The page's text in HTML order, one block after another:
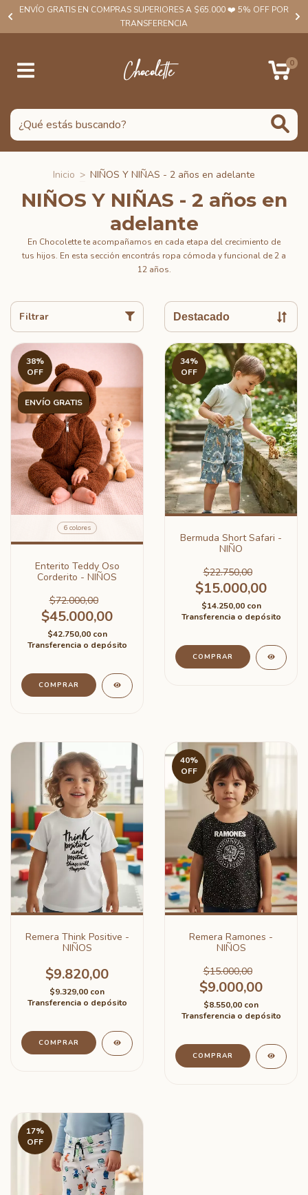
ENVÍO GRATIS EN COMPRAS SUPERIORES A $65.000 ❤️ 5% OFF POR
TRANSFERENCIA
0
Inicio > NIÑOS Y NIÑAS - 2 años en adelante
NIÑOS Y NIÑAS - 2 años en
adelante
En Chocolette te acompañamos en cada etapa del crecimiento de
tus hijos. En esta sección encontrás ropa cómoda y funcional de 2 a
12 años.
Filtrar
38%
OFF
ENVÍO GRATIS
6 colores
Enterito Teddy Oso
Corderito - NIÑOS
$72.000,00
$45.000,00
$42.750,00 con
Transferencia o depósito
COMPRAR
34%
OFF
Bermuda Short Safari -
NIÑO
$22.750,00
$15.000,00
$14.250,00 con
Transferencia o depósito
COMPRAR
Remera Think Positive -
NIÑOS
$9.820,00
$9.329,00 con
Transferencia o depósito
COMPRAR
40%
OFF
Remera Ramones -
NIÑOS
$15.000,00
$9.000,00
$8.550,00 con
Transferencia o depósito
COMPRAR
17%
OFF